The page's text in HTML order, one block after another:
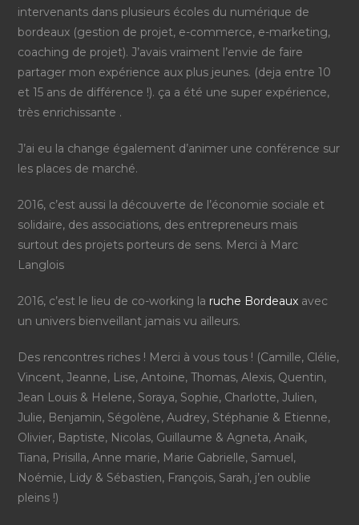
intervenants dans plusieurs écoles du numérique de
bordeaux (gestion de projet, e-commerce, e-marketing,
coaching de projet). J’avais vraiment l’envie de faire
partager mon expérience aux plus jeunes. (deja entre 10
et 15 ans de différence !). ça a été une super expérience,
très enrichissante .
J’ai eu la change également d’animer une conférence sur
les places de marché.
2016, c’est aussi la découverte de l’économie sociale et
solidaire, des associations, des entrepreneurs mais
surtout des projets porteurs de sens. Merci à Marc
Langlois
2016, c’est le lieu de co-working la ruche Bordeaux avec
un univers bienveillant jamais vu ailleurs.
Des rencontres riches ! Merci à vous tous ! (Camille, Clélie,
Vincent, Jeanne, Lise, Antoine, Thomas, Alexis, Quentin,
Jean Louis & Helene, Soraya, Sophie, Charlotte, Julien,
Julie, Benjamin, Ségolène, Audrey, Stéphanie & Etienne,
Olivier, Baptiste, Nicolas, Guillaume & Agneta, Anaïk,
Tiana, Prisilla, Anne marie, Marie Gabrielle, Samuel,
Noémie, Lidy & Sébastien, François, Sarah, j’en oublie
pleins !)